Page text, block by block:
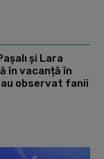
și Lara
în vacanță în
au observat fanii